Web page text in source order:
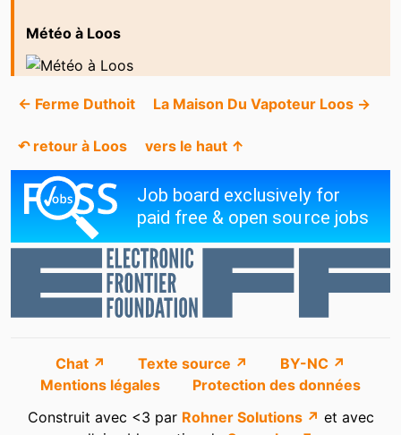
Météo à Loos
← Ferme Duthoit La Maison Du Vapoteur Loos →
↶ retour à Loos vers le haut ↑
Chat ↗ Texte source ↗
BY-NC ↗
Mentions légales
Protection des données
Construit avec <3 par Rohner Solutions ↗ et avec